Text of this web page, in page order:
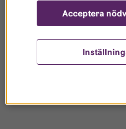
Acceptera